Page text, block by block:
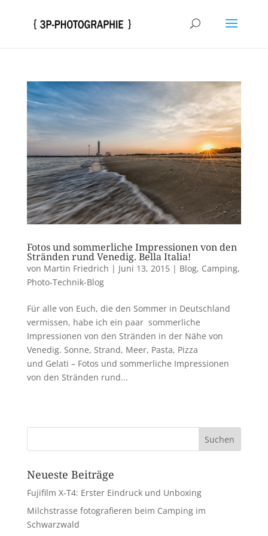
Fotos und sommerliche Impressionen von den
Stränden rund Venedig. Bella Italia!
von Martin Friedrich | Juni 13, 2015| Blog, Camping,
Photo-Technik-Blog
Für alle von Euch, die den Sommer in Deutschland
vermissen, habe ich ein paar sommerliche
Impressionen von den Stränden in der Nähe von
Venedig. Sonne, Strand, Meer, Pasta, Pizza
und Gelati – Fotos und sommerliche Impressionen
von den Stränden rund...
Neueste Beiträge
Fujifilm X-T4: Erster Eindruck und Unboxing
Milchstrasse fotografieren beim Camping im
Schwarzwald